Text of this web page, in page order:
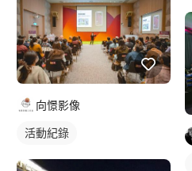
向憬影像
活動紀錄